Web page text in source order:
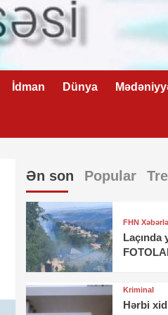
İdman Dünya
Ən son Popular
FHN
Laçında
Kriminal
Hərbi